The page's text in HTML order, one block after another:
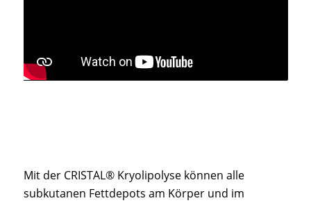
Mit der CRISTAL® Kryolipolyse können alle
subkutanen Fettdepots am Körper und im